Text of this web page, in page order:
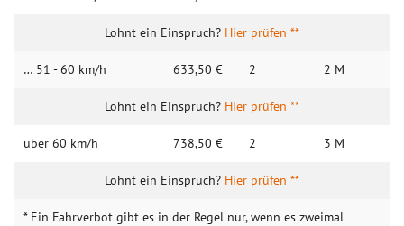
Hier prüfen **
… 51 - 60 km/h 633,50 € 2 2 M
Hier prüfen **
über 60 km/h 738,50 € 2 3 M
Hier prüfen **
* Ein Fahrverbot gibt es in der Regel nur, wenn es zweimal